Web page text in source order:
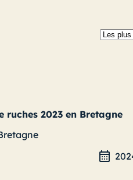
2023 en Bretagne